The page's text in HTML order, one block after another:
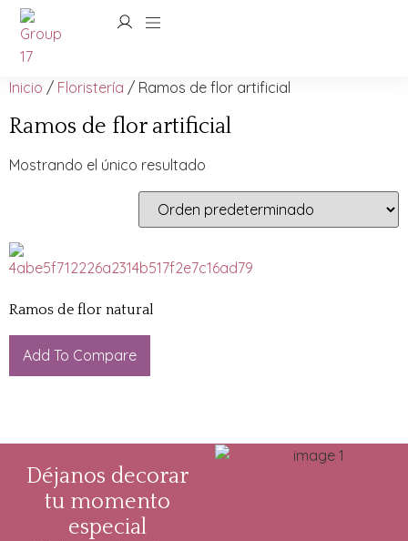
Inicio / Floristería / Ramos de flor artificial
Ramos de flor artificial
Mostrando el único resultado
Ramos de flor natural
Add To Compare
Déjanos decorar
tu momento
especial